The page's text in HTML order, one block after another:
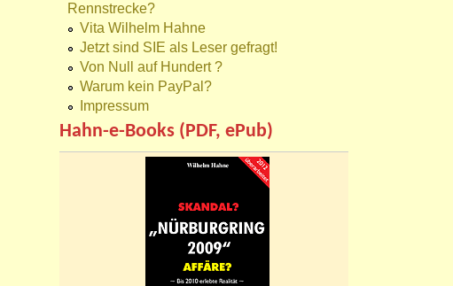
Rennstrecke?
Vita Wilhelm Hahne
Jetzt sind SIE als Leser gefragt!
Von Null auf Hundert ?
Warum kein PayPal?
Impressum
Hahn-e-Books (PDF, ePub)